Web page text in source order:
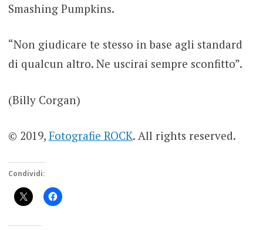
Smashing Pumpkins.
“Non giudicare te stesso in base agli standard
di qualcun altro. Ne uscirai sempre sconfitto”.
(Billy Corgan)
© 2019, Fotografie ROCK. All rights reserved.
Condividi: